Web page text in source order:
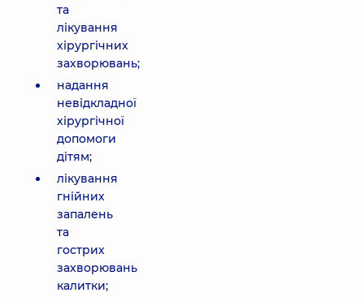
та
лікування
хірургічних
захворювань;
надання
невідкладної
хірургічної
допомоги
дітям;
лікування
гнійних
запалень
та
гострих
захворювань
калитки;